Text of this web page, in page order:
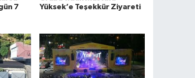
7
Yüksek’e Teşekkür Ziyareti